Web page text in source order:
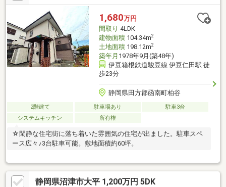
1,680万円
間取り 4LDK
建物面積104.34m2
土地面積198.12m2
築年月 1978年9月(築48年)
伊豆箱根鉄道駿豆線 伊豆仁田駅 徒
歩23分
静岡県田方郡函南町柏谷
2階建て 駐車場あり
駐車3台
システムキッチン
所有権
☆閑静な住宅街に落ち着いた雰囲気の住宅が出ました。駐車スペ
ース広々♪3台駐車可能。敷地面積約60坪。
静岡県沼津市大平 1,200万円 5DK